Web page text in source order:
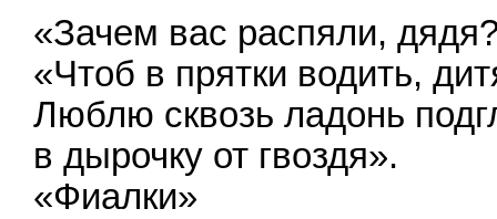
«Зачем вас распяли,
«Чтоб в прятки водить,
Люблю сквозь ладонь
в дырочку от гвоздя».
«Фиалки»